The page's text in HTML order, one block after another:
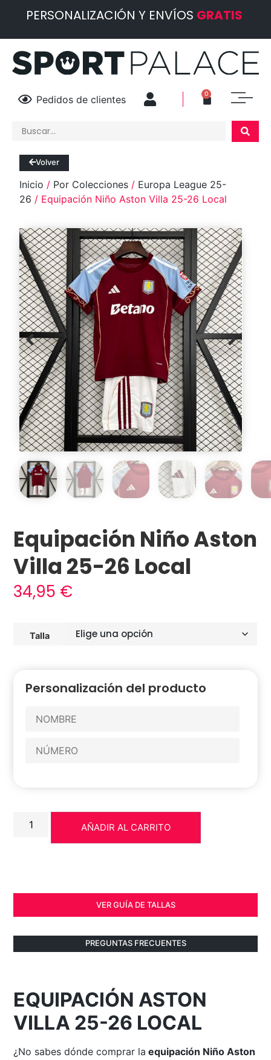
PERSONALIZACIÓN Y ENVÍOS GRATIS
Pedidos de clientes 0
Equipación Niño Aston
Villa 25-26 Local
34,95 €
Talla
Personalización del producto
AÑADIR AL CARRITO
VER GUÍA DE TALLAS
PREGUNTAS FRECUENTES
EQUIPACIÓN ASTON
VILLA 25-26 LOCAL
¿No sabes dónde comprar la equipación Niño Aston
Volver
Inicio / Por Colecciones / Europa League 25-
26 / Equipación Niño Aston Villa 25-26 Local